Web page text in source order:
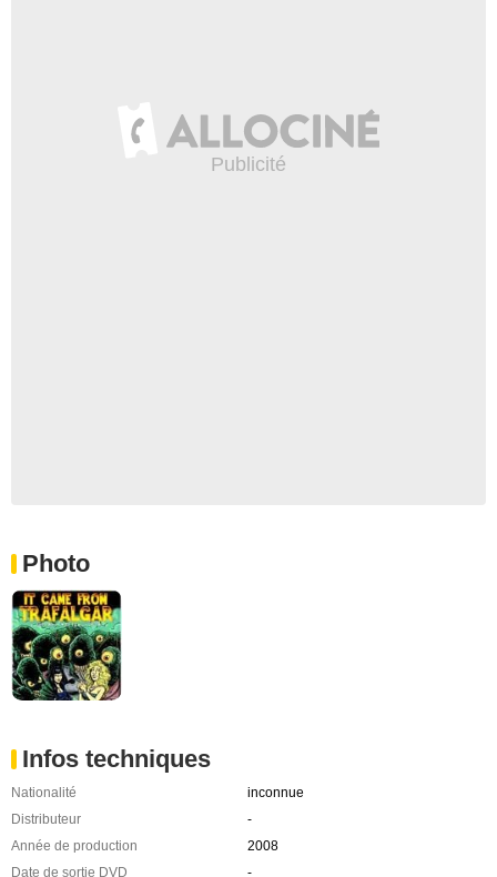
Photo
Infos techniques
Nationalité
inconnue
Distributeur
-
Année de production
2008
Date de sortie DVD
-